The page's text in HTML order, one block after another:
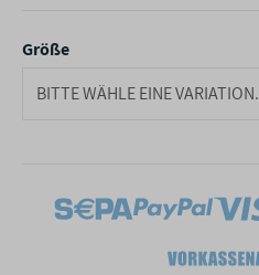
Größe
BITTE WÄHLE EINE VARIATION.